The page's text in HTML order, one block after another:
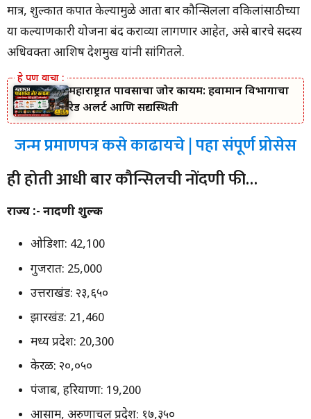
मात्र, शुल्कात कपात केल्यामुळे आता बार कौन्सिलला वकिलांसाठीच्या
या कल्याणकारी योजना बंद कराव्या लागणार आहेत, असे बारचे सदस्य
अधिवक्ता आशिष देशमुख यांनी सांगितले.
महाराष्ट्रात पावसाचा जोर कायम: हवामान विभागाचा
रेड अलर्ट आणि सद्यस्थिती
जन्म प्रमाणपत्र कसे काढायचे | पहा संपूर्ण प्रोसेस
ही होती आधी बार कौन्सिलची नोंदणी फी…
राज्य :- नोंदणी शुल्क
ओडिशा: 42,100
गुजरात: 25,000
उत्तराखंड: २३,६५०
झारखंड: 21,460
मध्य प्रदेश: 20,300
केरळ: २०,०५०
पंजाब, हरियाणा: 19,200
आसाम, अरुणाचल प्रदेश: १७,३५०